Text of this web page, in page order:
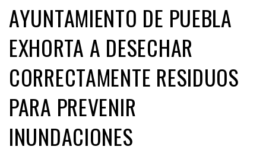
AYUNTAMIENTO DE PUEBLA
EXHORTA A DESECHAR
CORRECTAMENTE RESIDUOS
PARA PREVENIR
INUNDACIONES